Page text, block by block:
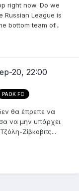
right now. Do we
Russian League is
bottom team of...
20, 22:00
PAOK FC
θα έπρεπε να
να μην υπάρχει.
Ζίβκοβιτς...